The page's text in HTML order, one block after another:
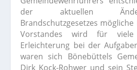
der aktuellen
Brandschutzgesetzes
Vorstandes wird für
Erleichterung bei der
waren sich Bönebüttels
Dirk Kock-Rohwer und sein